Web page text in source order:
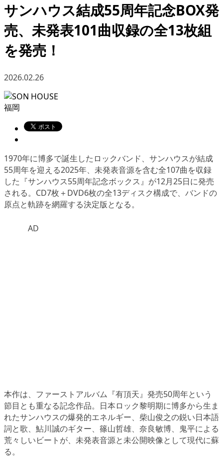
サンハウス結成55周年記念BOX発
売、未発表101曲収録の全13枚組
を発売！
2026.02.26
福岡
1970年に博多で誕生したロックバンド、サンハウスが結成
55周年を迎える2025年、未発表音源を含む全107曲を収録
した『サンハウス55周年記念ボックス』が12月25日に発売
される。CD7枚＋DVD6枚の全13ディスク構成で、バンドの
原点と軌跡を網羅する決定版となる。
AD
本作は、ファーストアルバム『有頂天』発売50周年という
節目とも重なる記念作品。日本ロック黎明期に博多から生ま
れたサンハウスの爆発的エネルギー、柴山俊之の鋭い日本語
詞と歌、鮎川誠のギター、篠山哲雄、奈良敏博、鬼平による
荒々しいビートが、未発表音源と未公開映像として現代に蘇
る。